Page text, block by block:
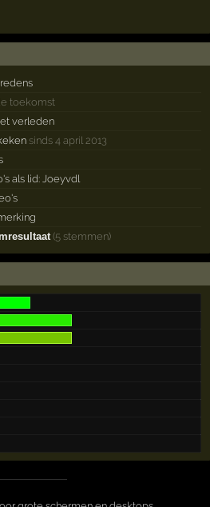
toekomst
verleden
sinds 4 april 2013
als lid: Joeyvdl
(5 stemmen)